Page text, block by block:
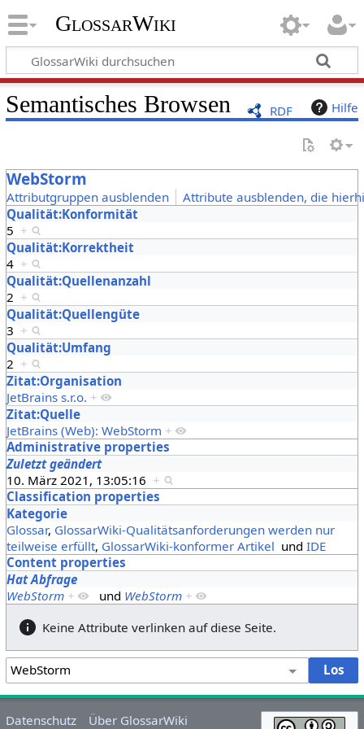
GlossarWiki
RDF Hilfe
Semantisches Browsen
WebStorm
Attributgruppen ausblenden
Attribute ausblenden, die
Qualität:Konformität
5 +
Qualität:Korrektheit
4 +
Qualität:Quellenanzahl
2 +
Qualität:Quellengüte
3 +
Qualität:Umfang
2 +
Zitat:Organisation
JetBrains s.r.o. +
Zitat:Quelle
JetBrains (Web): WebStorm +
Administrative properties
Zuletzt geändert
10. März 2021, 13:05:16 +
Classification properties
Kategorie
Glossar, GlossarWiki-Qualitätsanforderungen werden nur
teilweise erfüllt, GlossarWiki-konformer Artikel und IDE
Content properties
Hat Abfrage
WebStorm + und WebStorm +
Keine Attribute verlinken auf diese Seite.
Datenschutz Über GlossarWiki